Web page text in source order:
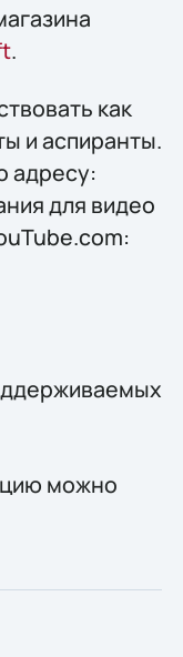
.
как
и аспиранты.
адресу:
для видео
можно